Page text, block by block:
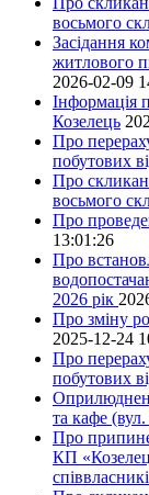
восьмого
Засідання
житлового
2026-02-09
Інформація
Козелець
Про
побутових
Про
восьмого
Про
13:01:26
Про
2026 рік
Про зміну
2025-12-24
Про
побутових
та кафе
Про
КП